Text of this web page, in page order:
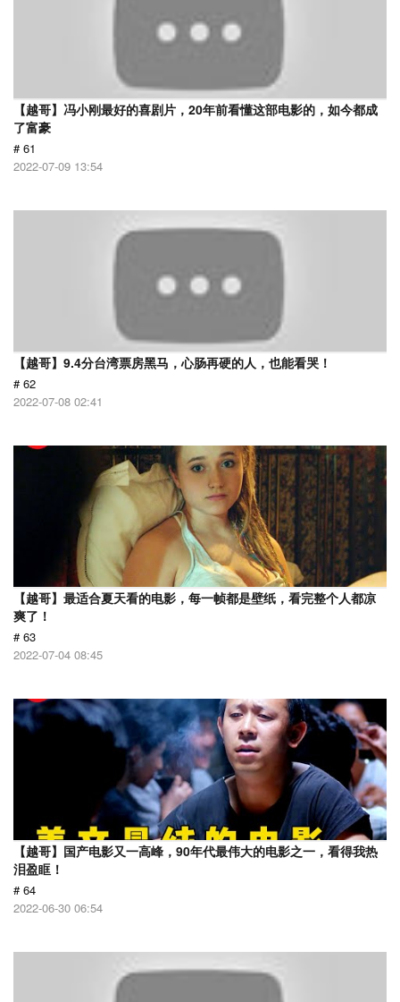
【越哥】冯小刚最好的喜剧片，20年前看懂这部电影的，如今都成
了富豪
# 61
2022-07-09 13:54
【越哥】9.4分台湾票房黑马，心肠再硬的人，也能看哭！
# 62
2022-07-08 02:41
【越哥】最适合夏天看的电影，每一帧都是壁纸，看完整个人都凉
爽了！
# 63
2022-07-04 08:45
【越哥】国产电影又一高峰，90年代最伟大的电影之一，看得我热
泪盈眶！
# 64
2022-06-30 06:54